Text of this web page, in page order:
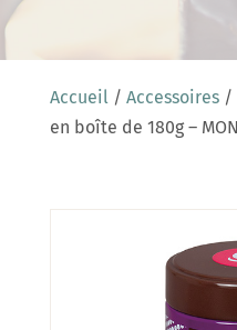
Accueil/ Accessoires/
en boîte de 180g –